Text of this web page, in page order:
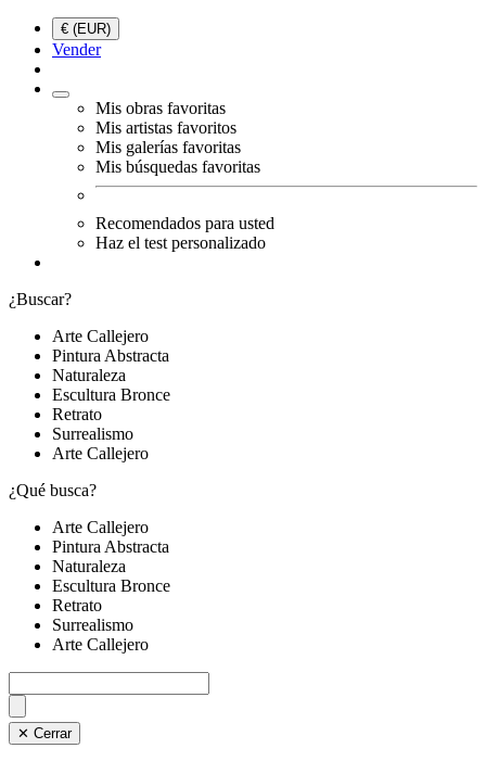
€ (EUR)
Vender
Mis obras favoritas
Mis artistas favoritos
Mis galerías favoritas
Mis búsquedas favoritas
Recomendados para usted
Haz el test personalizado
¿Buscar?
Arte Callejero
Pintura Abstracta
Naturaleza
Escultura Bronce
Retrato
Surrealismo
Arte Callejero
¿Qué busca?
Arte Callejero
Pintura Abstracta
Naturaleza
Escultura Bronce
Retrato
Surrealismo
Arte Callejero
✕ Cerrar